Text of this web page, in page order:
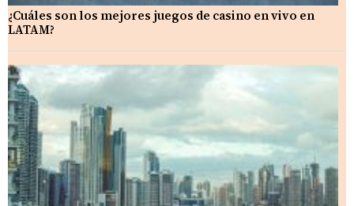
¿Cuáles son los mejores juegos de casino en vivo en
LATAM?